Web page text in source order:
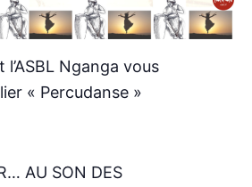
Nganga vous
« Percudanse »
AU SON DES